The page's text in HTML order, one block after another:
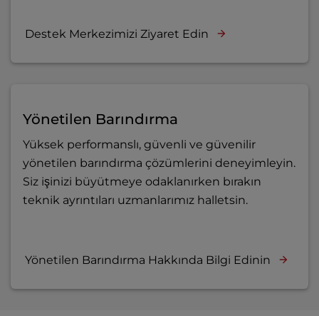
Destek Merkezimizi Ziyaret Edin
Yönetilen Barındırma
Yüksek performanslı, güvenli ve güvenilir
yönetilen barındırma çözümlerini deneyimleyin.
Siz işinizi büyütmeye odaklanırken bırakın
teknik ayrıntıları uzmanlarımız halletsin.
Yönetilen Barındırma Hakkında Bilgi Edinin